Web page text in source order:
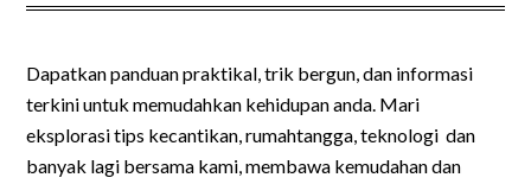
Dapatkan panduan praktikal, trik bergun, dan informasi
terkini untuk memudahkan kehidupan anda. Mari
eksplorasi tips kecantikan, rumahtangga, teknologi dan
banyak lagi bersama kami, membawa kemudahan dan